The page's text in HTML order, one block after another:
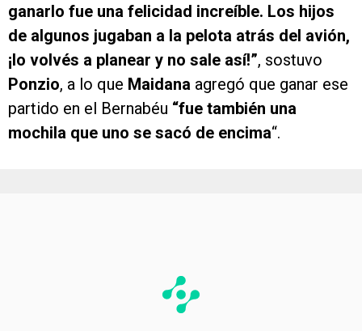
ganarlo fue una felicidad increíble. Los hijos
de algunos jugaban a la pelota atrás del avión,
¡lo volvés a planear y no sale así!”, sostuvo
Ponzio, a lo que Maidana agregó que ganar ese
partido en el Bernabéu “fue también una
mochila que uno se sacó de encima“.